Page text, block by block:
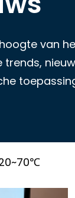
van
trends,